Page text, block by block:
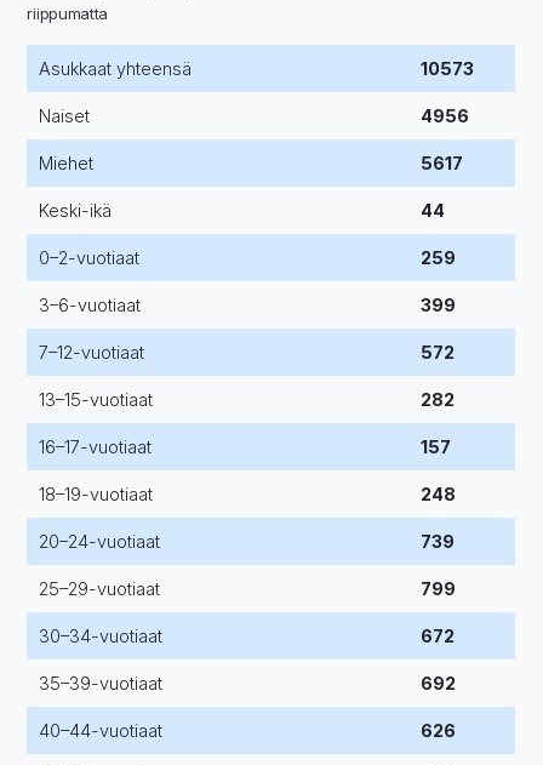
riippumatta
Asukkaat yhteensä 10573
Naiset 4956
Miehet 5617
Keski-ikä 44
0–2-vuotiaat 259
3–6-vuotiaat 399
7–12-vuotiaat 572
13–15-vuotiaat 282
16–17-vuotiaat 157
18–19-vuotiaat 248
20–24-vuotiaat 739
25–29-vuotiaat 799
30–34-vuotiaat 672
35–39-vuotiaat 692
40–44-vuotiaat 626